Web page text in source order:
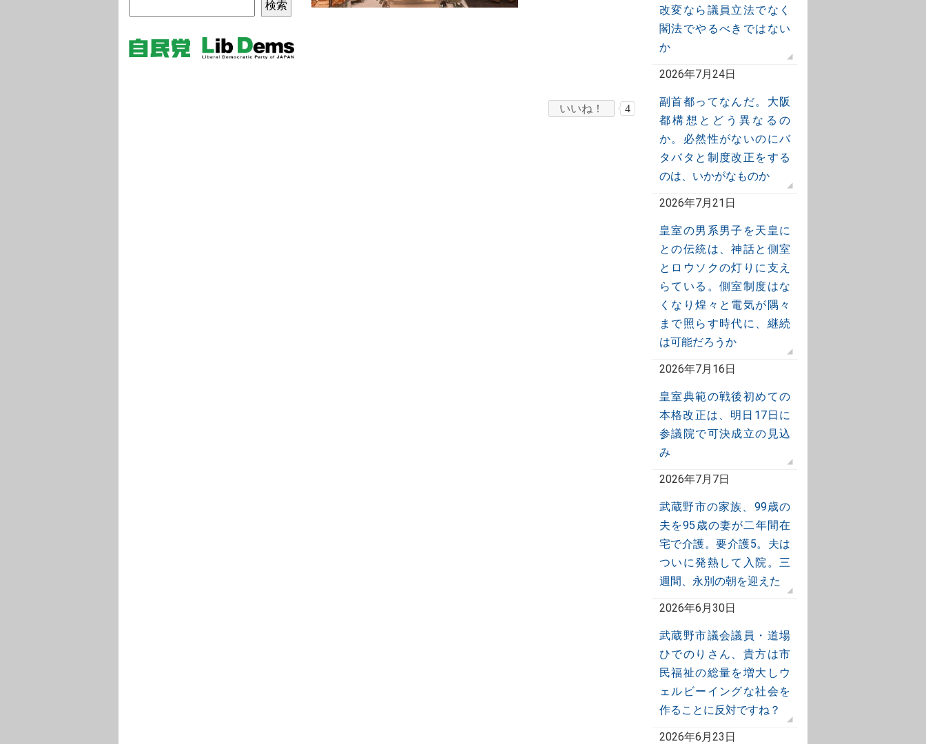
いいね！ 4
改変なら議員立法でなく
閣法でやるべきではない
か
2026年7月24日
副首都ってなんだ。大阪
都構想とどう異なるの
か。必然性がないのにバ
タバタと制度改正をする
のは、いかがなものか
2026年7月21日
皇室の男系男子を天皇に
との伝統は、神話と側室
とロウソクの灯りに支え
らている。側室制度はな
くなり煌々と電気が隅々
まで照らす時代に、継続
は可能だろうか
2026年7月16日
皇室典範の戦後初めての
本格改正は、明日17日に
参議院で可決成立の見込
み
2026年7月7日
武蔵野市の家族、99歳の
夫を95歳の妻が二年間在
宅で介護。要介護5。夫は
ついに発熱して入院。三
週間、永別の朝を迎えた
2026年6月30日
武蔵野市議会議員・道場
ひでのりさん、貴方は市
民福祉の総量を増大しウ
ェルビーイングな社会を
作ることに反対ですね？
2026年6月23日